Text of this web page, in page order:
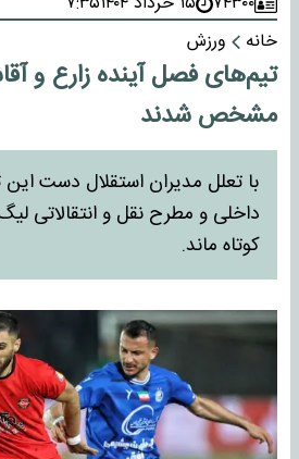
خانه
ورزش
تیم‌های فصل آینده زارع و
مشخص شدند
با تعلل مدیران استقلال دست این
داخلی و مطرح نقل و انتقالاتی
کوتاه ماند.